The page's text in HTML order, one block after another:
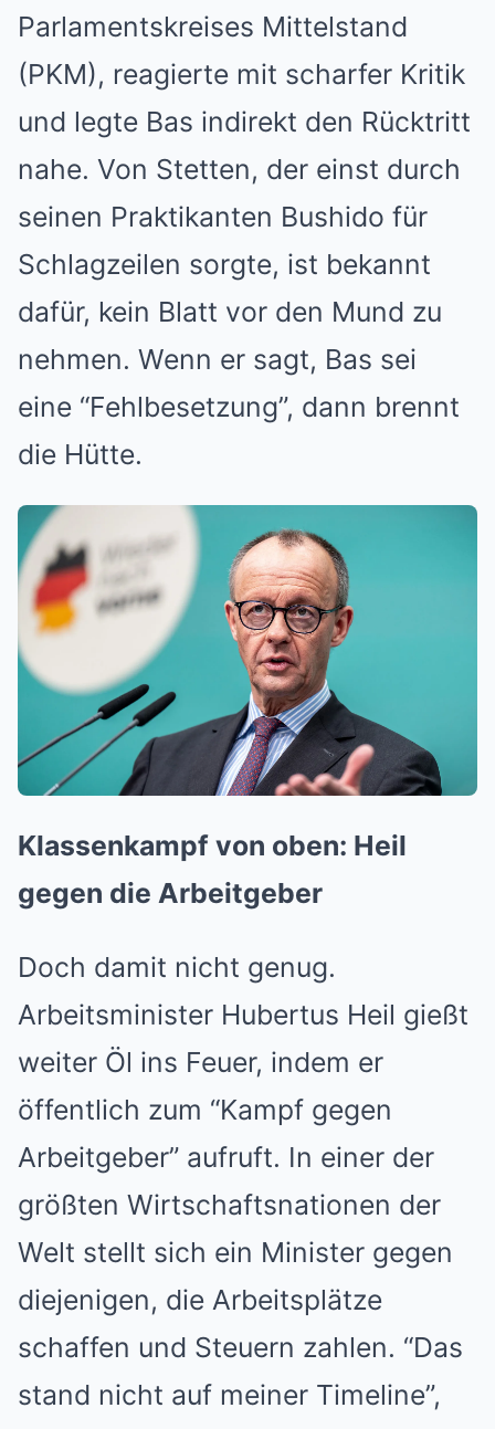
Parlamentskreises Mittelstand
(PKM), reagierte mit scharfer Kritik
und legte Bas indirekt den Rücktritt
nahe. Von Stetten, der einst durch
seinen Praktikanten Bushido für
Schlagzeilen sorgte, ist bekannt
dafür, kein Blatt vor den Mund zu
nehmen. Wenn er sagt, Bas sei
eine “Fehlbesetzung”, dann brennt
die Hütte.
Klassenkampf von oben: Heil
gegen die Arbeitgeber
Doch damit nicht genug.
Arbeitsminister Hubertus Heil gießt
weiter Öl ins Feuer, indem er
öffentlich zum “Kampf gegen
Arbeitgeber” aufruft. In einer der
größten Wirtschaftsnationen der
Welt stellt sich ein Minister gegen
diejenigen, die Arbeitsplätze
schaffen und Steuern zahlen. “Das
stand nicht auf meiner Timeline”,